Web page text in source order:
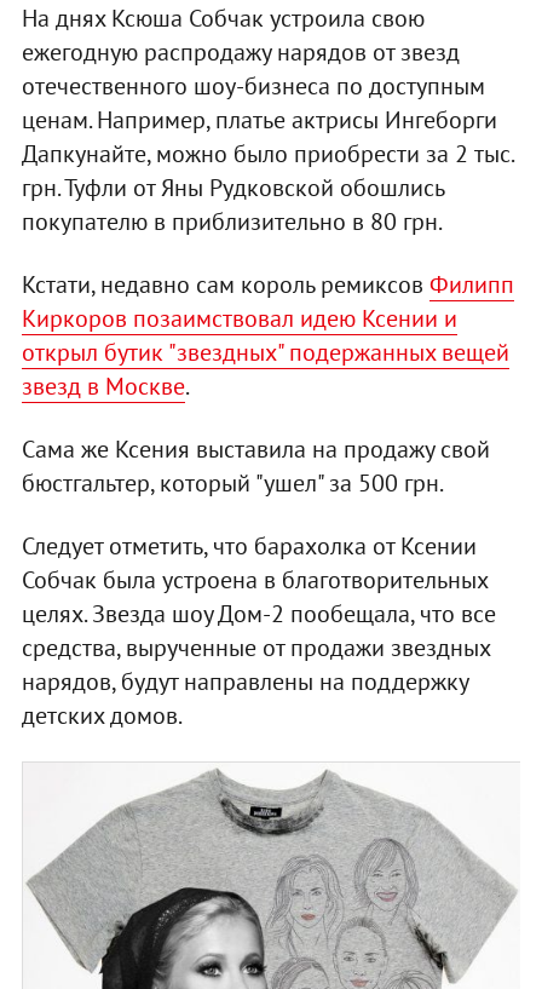
На днях Ксюша Собчак устроила свою
ежегодную распродажу нарядов от звезд
отечественного шоу-бизнеса по доступным
ценам. Например, платье актрисы Ингеборги
Дапкунайте, можно было приобрести за 2 тыс.
грн. Туфли от Яны Рудковской обошлись
покупателю в приблизительно в 80 грн.
Кстати, недавно сам король ремиксов Филипп
Киркоров позаимствовал идею Ксении и
открыл бутик "звездных" подержанных вещей
звезд в Москве.
Сама же Ксения выставила на продажу свой
бюстгальтер, который "ушел" за 500 грн.
Следует отметить, что барахолка от Ксении
Собчак была устроена в благотворительных
целях. Звезда шоу Дом-2 пообещала, что все
средства, вырученные от продажи звездных
нарядов, будут направлены на поддержку
детских домов.